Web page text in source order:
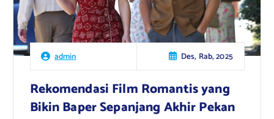
admin Des, Rab, 2025
Rekomendasi Film Romantis yang
Bikin Baper Sepanjang Akhir Pekan